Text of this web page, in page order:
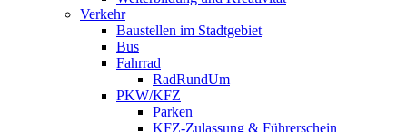
Verkehr
Baustellen im Stadtgebiet
Bus
Fahrrad
RadRundUm
PKW/KFZ
Parken
KFZ-Zulassung & Führerschein